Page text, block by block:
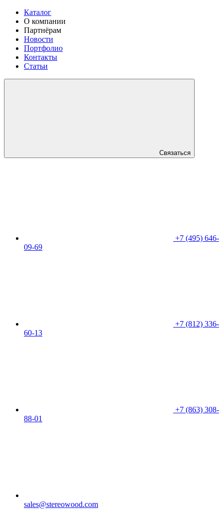
Каталог
О компании
Партнёрам
Новости
Портфолио
Контакты
Статьи
Связаться
+7 (495) 646-
09-69
+7 (812) 336-
60-13
+7 (863) 308-
88-01
sales@stereowood.com